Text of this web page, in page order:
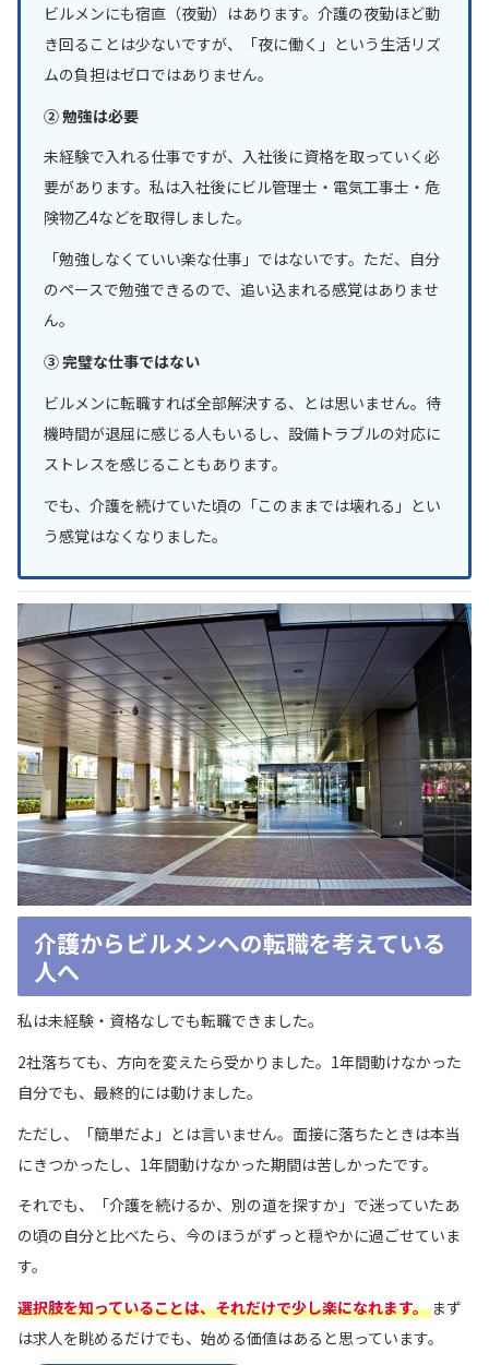
ビルメンにも宿直（夜勤）はあります。介護の夜勤ほど動
き回ることは少ないですが、「夜に働く」という生活リズ
ムの負担はゼロではありません。
② 勉強は必要
未経験で入れる仕事ですが、入社後に資格を取っていく必
要があります。私は入社後にビル管理士・電気工事士・危
険物乙4などを取得しました。
「勉強しなくていい楽な仕事」ではないです。ただ、自分
のペースで勉強できるので、追い込まれる感覚はありませ
ん。
③ 完璧な仕事ではない
ビルメンに転職すれば全部解決する、とは思いません。待
機時間が退屈に感じる人もいるし、設備トラブルの対応に
ストレスを感じることもあります。
でも、介護を続けていた頃の「このままでは壊れる」とい
う感覚はなくなりました。
介護からビルメンへの転職を考えている
人へ
私は未経験・資格なしでも転職できました。
2社落ちても、方向を変えたら受かりました。1年間動けなかった
自分でも、最終的には動けました。
ただし、「簡単だよ」とは言いません。面接に落ちたときは本当
にきつかったし、1年間動けなかった期間は苦しかったです。
それでも、「介護を続けるか、別の道を探すか」で迷っていたあ
の頃の自分と比べたら、今のほうがずっと穏やかに過ごせていま
す。
選択肢を知っていることは、それだけで少し楽になれます。 まず
は求人を眺めるだけでも、始める価値はあると思っています。